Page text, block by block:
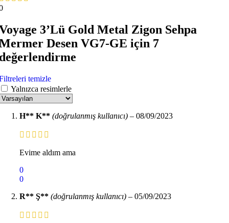
3’Lü Gold Metal Zigon Sehpa
Desen VG7-GE için 7
temizle
Yalnızca resimlerle
H** K** (doğrulanmış kullanıcı) – 08/09/2023
Evime aldım ama
0
0
R** Ş** (doğrulanmış kullanıcı) – 05/09/2023